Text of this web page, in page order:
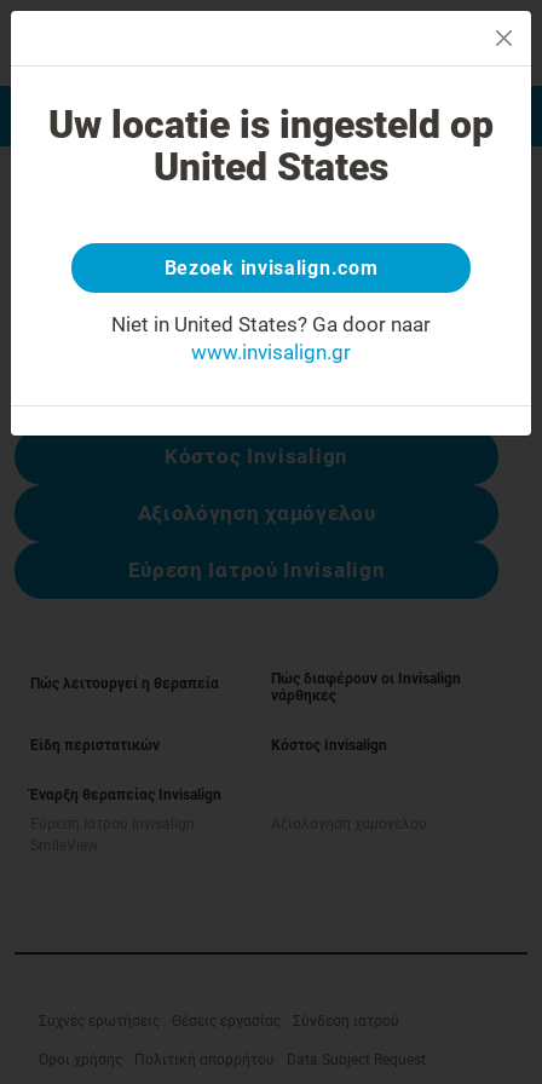
Αξιολόγηση χαμόγελου Εύρεση Ιατρού Invisalign
Σφάλμα 404
Γυρίστε την έκφραση προσώπου
ανάποδα
Αυτή η σελίδα δεν είναι διαθέσιμη, αλλά
Κόστος Invisalign
Αξιολόγηση χαμόγελου
Εύρεση Ιατρού Invisalign
Πώς λειτουργεί η θεραπεία
Πώς διαφέρουν οι Invisalign
νάρθηκες
Είδη περιστατικών Κόστος Invisalign
Έναρξη θεραπείας Invisalign
Συχνές ερωτήσεις Θέσεις εργασίας Σύνδεση ιατρού
Όροι χρήσης Πολιτική απορρήτου Data Subject Request
Uw locatie is ingesteld op
United States
Bezoek invisalign.com
Niet in United States? Ga door naar
www.invisalign.gr